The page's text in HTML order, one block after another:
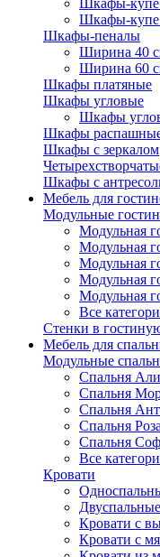
Шкафы-купе
Шкафы-купе
Шкафы-пеналы
Ширина 40
Ширина 60
Шкафы платяные
Шкафы угловые
Шкафы
Шкафы
Шкафы с зеркалом
Шкафы с
Мебель для
Модульные
Модульная
Модульная
Модульная
Модульная
Модульная
Все
Стенки в
Мебель для
Модульные
Спальня
Спальня
Спальня
Спальня Роза
Спальня
Все
Кровати
Кровати с
Кровати с